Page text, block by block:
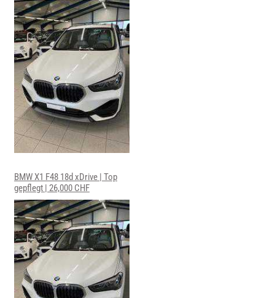
BMW X1 F48 18d xDrive | Top
gepflegt | 26,000 CHF